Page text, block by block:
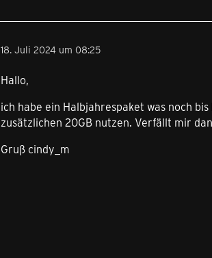
18. Juli 2024 um 08:25
Hallo,
ich habe ein Halbjahrespaket was noch
zusätzlichen 20GB nutzen. Verfällt mir
Gruß cindy_m